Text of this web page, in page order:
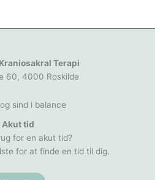
Terapi
60, 4000 Roskilde
Akut tid
for en akut tid?
for at finde en tid til dig.